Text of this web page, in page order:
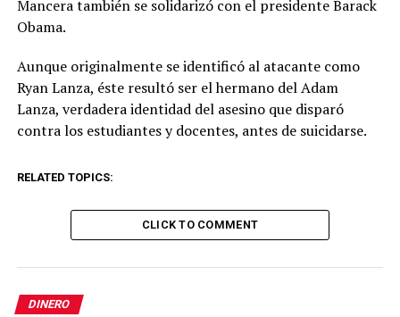
Mancera también se solidarizó con el presidente Barack
Obama.
Aunque originalmente se identificó al atacante como
Ryan Lanza, éste resultó ser el hermano del Adam
Lanza, verdadera identidad del asesino que disparó
contra los estudiantes y docentes, antes de suicidarse.
RELATED TOPICS:
CLICK TO COMMENT
DINERO